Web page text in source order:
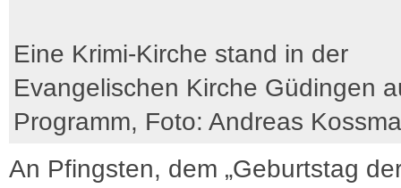
Eine Krimi-Kirche stand in der
Evangelischen Kirche Güdingen
Programm, Foto: Andreas
An Pfingsten, dem „Geburtstag